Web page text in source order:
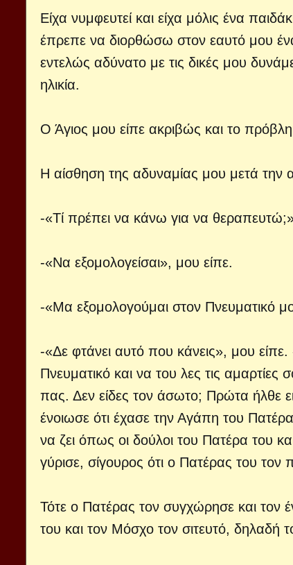
Είχα νυμφευτεί και είχα μόλις ένα
έπρεπε να διορθώσω στον εαυτό μου
εντελώς αδύνατο με τις δικές μου
ηλικία.
Ο Άγιος μου είπε ακριβώς και το
Η αίσθηση της αδυναμίας μου μετά
-«Τί πρέπει να κάνω για να
-«Να εξομολογείσαι», μου είπε.
-«Μα εξομολογούμαι στον Πνευματικό
-«Δε φτάνει αυτό που κάνεις», μου
Πνευματικό και να του λες τις
πας. Δεν είδες τον άσωτο; Πρώτα ήλθε
ένοιωσε ότι έχασε την Αγάπη του
να ζει όπως οι δούλοι του Πατέρα του
γύρισε, σίγουρος ότι ο Πατέρας του τον
Τότε ο Πατέρας τον συγχώρησε και τον
του και τον Μόσχο τον σιτευτό,